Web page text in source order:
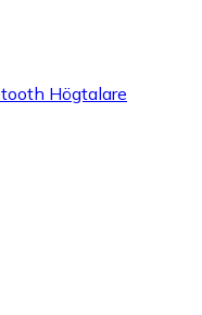
Högtalare